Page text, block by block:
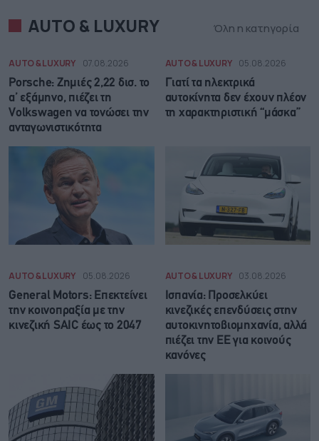
AUTO & LUXURY Όλη η κατηγορία
AUTO & LUXURY 07.08.2026
Porsche: Ζημιές 2,22 δισ. το
α’ εξάμηνο, πιέζει τη
Volkswagen να τονώσει την
ανταγωνιστικότητα
AUTO & LUXURY 05.08.2026
Γιατί τα ηλεκτρικά
αυτοκίνητα δεν έχουν πλέον
τη χαρακτηριστική “μάσκα”
AUTO & LUXURY 05.08.2026
General Motors: Επεκτείνει
την κοινοπραξία με την
κινεζική SAIC έως το 2047
AUTO & LUXURY 03.08.2026
Ισπανία: Προσελκύει
κινεζικές επενδύσεις στην
αυτοκινητοβιομηχανία, αλλά
πιέζει την ΕΕ για κοινούς
κανόνες